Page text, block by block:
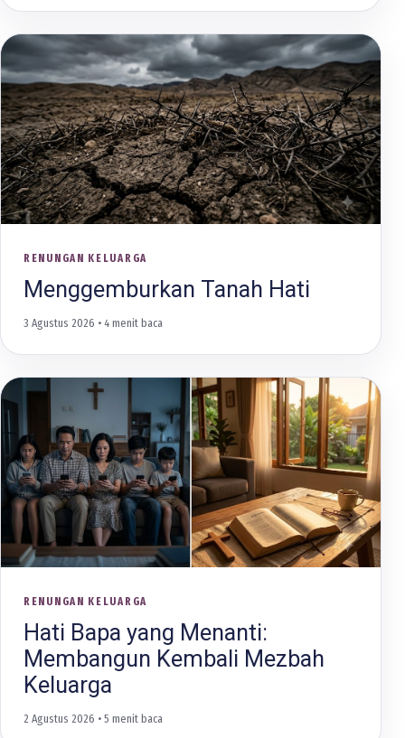
RENUNGAN KELUARGA
Menggemburkan Tanah Hati
3 Agustus 2026 • 4 menit baca
RENUNGAN KELUARGA
Hati Bapa yang Menanti:
Membangun Kembali Mezbah
Keluarga
2 Agustus 2026 • 5 menit baca